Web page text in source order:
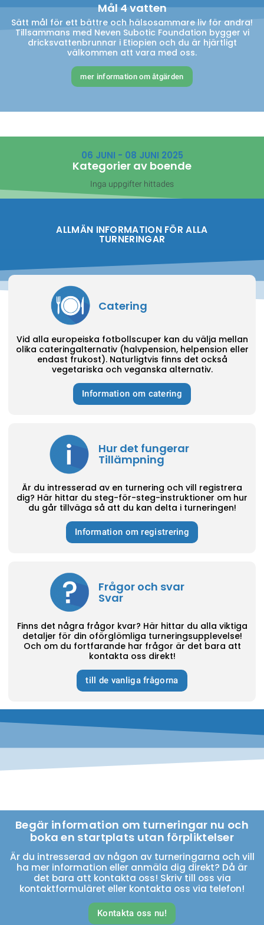
Mål 4 vatten
Sätt mål för ett bättre och hälsosammare liv för andra!
Tillsammans med Neven Subotic Foundation bygger vi
dricksvattenbrunnar i Etiopien och du är hjärtligt
välkommen att vara med oss.
mer information om åtgärden
06 JUNI - 08 JUNI 2025
Kategorier av boende
Inga uppgifter hittades
ALLMÄN INFORMATION FÖR ALLA
TURNERINGAR
Catering
Vid alla europeiska fotbollscuper kan du välja mellan
olika cateringalternativ (halvpension, helpension eller
endast frukost). Naturligtvis finns det också
vegetariska och veganska alternativ.
Information om catering
Hur det fungerar
Tillämpning
Är du intresserad av en turnering och vill registrera
dig? Här hittar du steg-för-steg-instruktioner om hur
du går tillväga så att du kan delta i turneringen!
Information om registrering
Frågor och svar
Svar
Finns det några frågor kvar? Här hittar du alla viktiga
detaljer för din oförglömliga turneringsupplevelse!
Och om du fortfarande har frågor är det bara att
kontakta oss direkt!
till de vanliga frågorna
Begär information om turneringar nu och
boka en startplats utan förpliktelser
Är du intresserad av någon av turneringarna och vill
ha mer information eller anmäla dig direkt? Då är
det bara att kontakta oss! Skriv till oss via
kontaktformuläret eller kontakta oss via telefon!
Kontakta oss nu!